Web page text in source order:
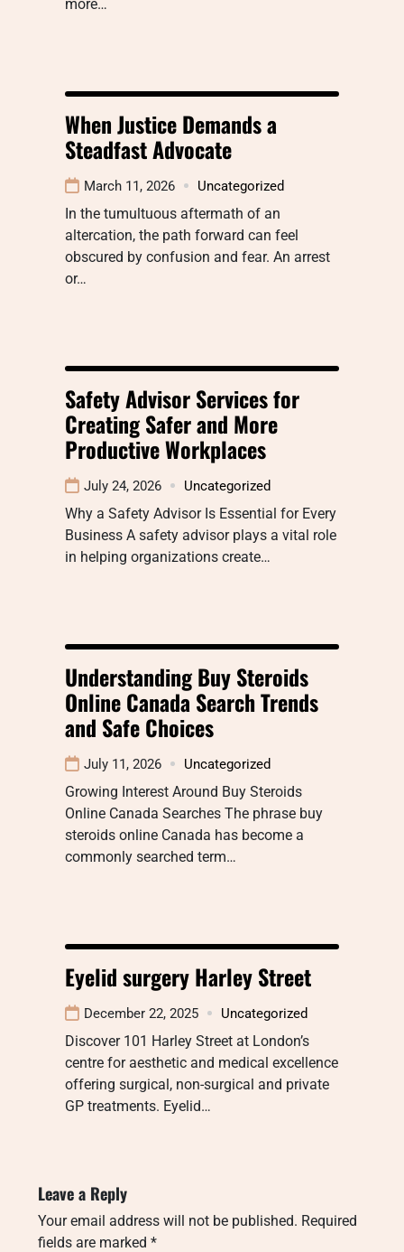
more…
When Justice Demands a
Steadfast Advocate
March 11, 2026 Uncategorized
In the tumultuous aftermath of an
altercation, the path forward can feel
obscured by confusion and fear. An arrest
or…
Safety Advisor Services for
Creating Safer and More
Productive Workplaces
July 24, 2026 Uncategorized
Why a Safety Advisor Is Essential for Every
Business A safety advisor plays a vital role
in helping organizations create…
Understanding Buy Steroids
Online Canada Search Trends
and Safe Choices
July 11, 2026 Uncategorized
Growing Interest Around Buy Steroids
Online Canada Searches The phrase buy
steroids online Canada has become a
commonly searched term…
Eyelid surgery Harley Street
December 22, 2025 Uncategorized
Discover 101 Harley Street at London’s
centre for aesthetic and medical excellence
offering surgical, non-surgical and private
GP treatments. Eyelid…
Leave a Reply
Your email address will not be published. Required
fields are marked *